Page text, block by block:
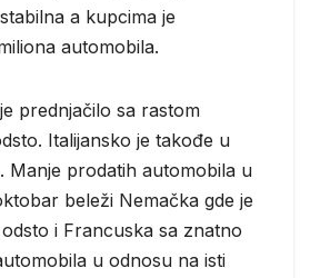
a kupcima je
automobila.
prednjačilo sa rastom
Italijansko je takođe u
prodatih automobila u
beleži Nemačka gde je
i Francuska sa znatno
u odnosu na isti